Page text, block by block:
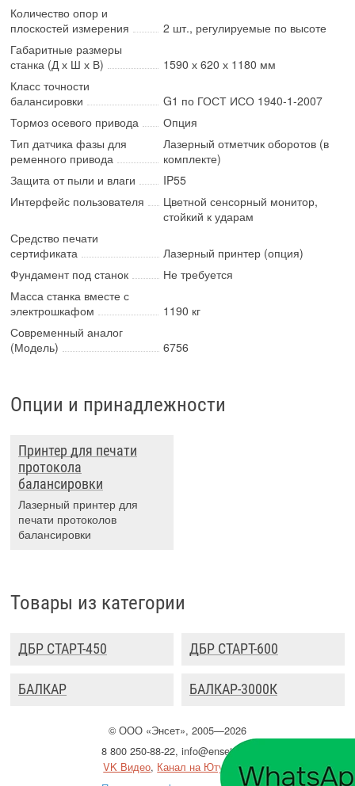
Количество опор и
плоскостей измерения
2 шт., регулируемые по высоте
Габаритные размеры
станка (Д х Ш х В)
1590 х 620 х 1180 мм
Класс точности
балансировки
G1 по ГОСТ ИСО 1940-1-2007
Тормоз осевого привода
Опция
Тип датчика фазы для
ременного привода
Лазерный отметчик оборотов (в
комплекте)
Защита от пыли и влаги
IP55
Интерфейс пользователя
Цветной сенсорный монитор,
стойкий к ударам
Средство печати
сертификата
Лазерный принтер (опция)
Фундамент под станок
Не требуется
Масса станка вместе с
электрошкафом
1190 кг
Современный аналог
(Модель)
6756
Опции и принадлежности
Принтер для печати
протокола
балансировки
Лазерный принтер для
печати протоколов
балансировки
Товары из категории
ДБР СТАРТ-450 ДБР СТАРТ-600
БАЛКАР БАЛКАР-3000К
©ООО«Энсет», 2005—2026
8 800 250-88-22,info@enset.ru
VK Видео, Канал на Ютубе